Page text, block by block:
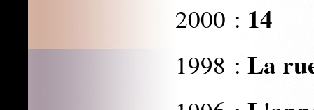
2000 : 14
1998 : La